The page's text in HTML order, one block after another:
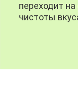
переходит
чистоты